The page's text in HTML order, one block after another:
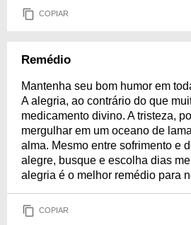
COPIAR
Remédio
Mantenha seu bom humor em
A alegria, ao contrário do que
medicamento divino. A tristeza,
mergulhar em um oceano de
alma. Mesmo entre sofrimento e
alegre, busque e escolha dias
alegria é o melhor remédio para
COPIAR